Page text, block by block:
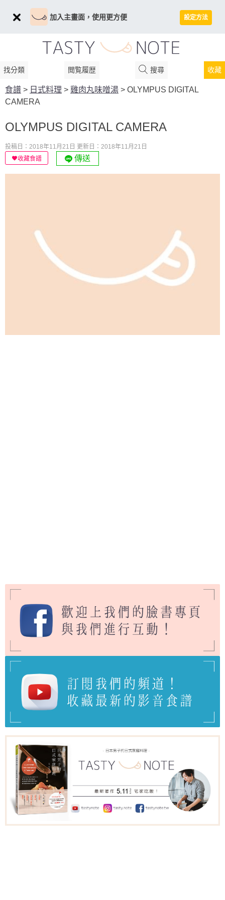
加入主畫面，使用更方便 設定方法
找分類 閲覧履歴 搜尋 收藏
食譜 > 日式料理 > 雞肉丸味噌湯 > OLYMPUS DIGITAL
CAMERA
OLYMPUS DIGITAL CAMERA
投稿日：2018年11月21日 更新日：2018年11月21日
收藏食譜
傳送